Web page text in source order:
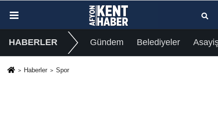
HABERLER Gündem Belediyeler
Haberler Spor